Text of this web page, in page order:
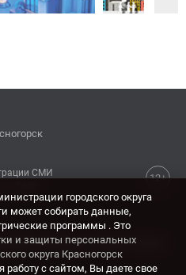
12+
СМИ
область, г. Красногорск,
городского округа
может собирать данные,
программы . Это
и защиты персональных
округа Красногорск
работу с сайтом, Вы даете свое